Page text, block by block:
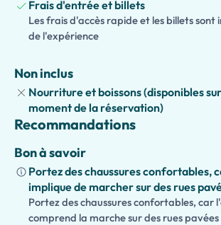
traditionnel.
Parfait pour les couples, les familles et
idéale de découvrir la beauté
depuis Rome
Frais d'entrée et billets
Les frais d'accès rapide et les billets sont
de l'expérience
Non inclus
Nourriture et boissons (disponibles
moment de la réservation)
Recommandations
Bon à savoir
Portez des chaussures confortables,
implique de marcher sur des rues
Portez des chaussures confortables, car
comprend la marche sur des rues